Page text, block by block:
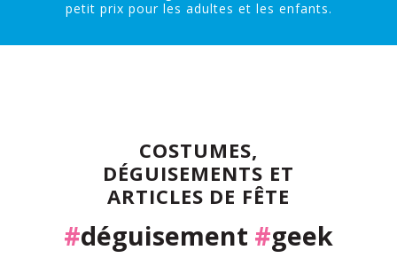
petit prix pour les adultes et les enfants.
COSTUMES,
DÉGUISEMENTS ET
ARTICLES DE FÊTE
#déguisement #geek